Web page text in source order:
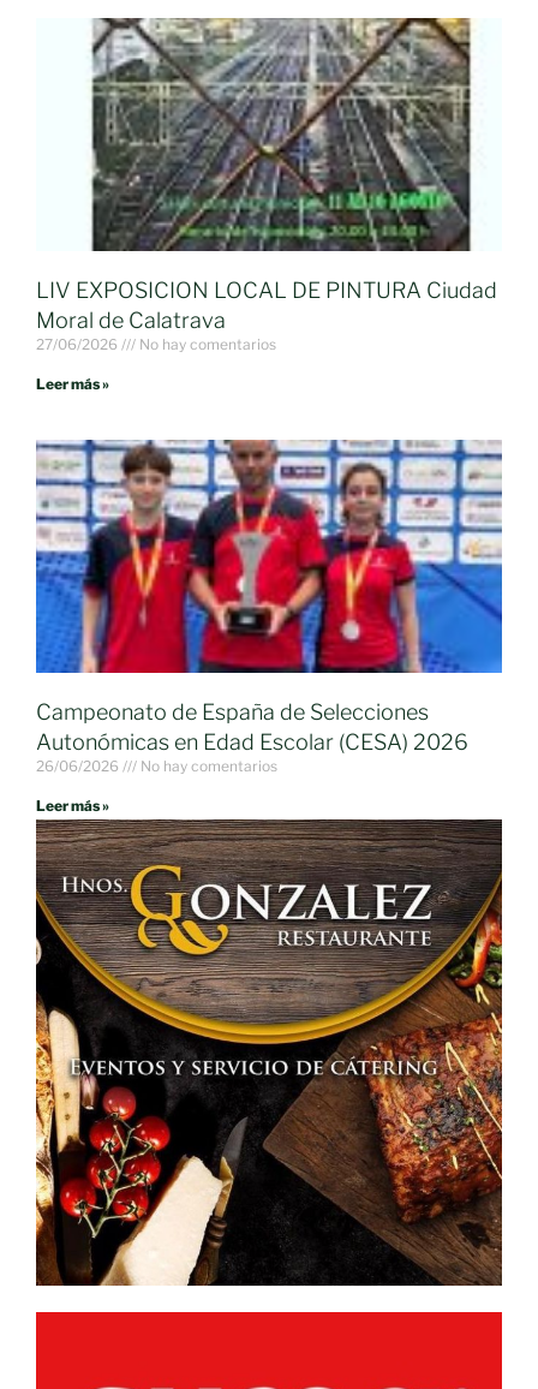
LIV EXPOSICION LOCAL DE PINTURA Ciudad
Moral de Calatrava
27/06/2026 No hay comentarios
Leer más »
Campeonato de España de Selecciones
Autonómicas en Edad Escolar (CESA) 2026
26/06/2026 No hay comentarios
Leer más »